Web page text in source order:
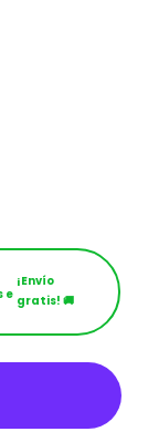
e
¡Envío
gratis! 🚚